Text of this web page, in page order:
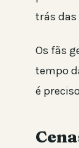
trás das
Os fãs
tempo
é